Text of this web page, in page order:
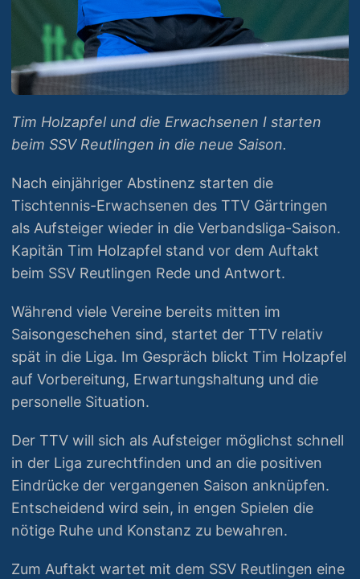
Tim Holzapfel und die Erwachsenen I starten
beim SSV Reutlingen in die neue Saison.
Nach einjähriger Abstinenz starten die
Tischtennis-Erwachsenen des TTV Gärtringen
als Aufsteiger wieder in die Verbandsliga-Saison.
Kapitän Tim Holzapfel stand vor dem Auftakt
beim SSV Reutlingen Rede und Antwort.
Während viele Vereine bereits mitten im
Saisongeschehen sind, startet der TTV relativ
spät in die Liga. Im Gespräch blickt Tim Holzapfel
auf Vorbereitung, Erwartungshaltung und die
personelle Situation.
Der TTV will sich als Aufsteiger möglichst schnell
in der Liga zurechtfinden und an die positiven
Eindrücke der vergangenen Saison anknüpfen.
Entscheidend wird sein, in engen Spielen die
nötige Ruhe und Konstanz zu bewahren.
Zum Auftakt wartet mit dem SSV Reutlingen eine